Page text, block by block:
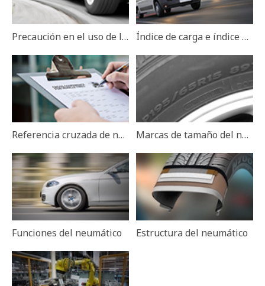
Precaución en el uso de los neumáticos Índice de carga e índice de velocidad
Referencia cruzada de neumáticos de vehículos Marcas de tamaño del neumático
Funciones del neumático Estructura del neumático